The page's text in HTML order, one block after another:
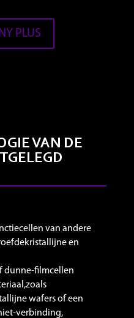
PLUS
VAN DE
van andere
en
dunne-filmcellen
wafers of een
verbinding,